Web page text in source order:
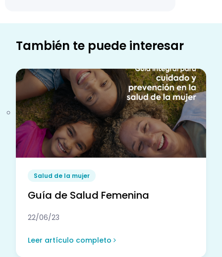
También te puede interesar
Salud de la mujer
Guía de Salud Femenina
22/06/23
Leer artículo completo